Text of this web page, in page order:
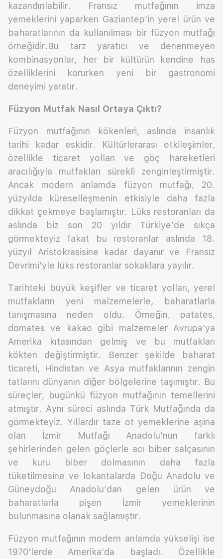
kazandırılabilir. Fransız mutfağının imza
yemeklerini yaparken Gaziantep’in yerel ürün ve
baharatlarının da kullanılması bir füzyon mutfağı
örneğidir.Bu tarz yaratıcı ve denenmeyen
kombinasyonlar, her bir kültürün kendine has
özelliklerini korurken yeni bir gastronomi
deneyimi yaratır.
Füzyon Mutfak Nasıl Ortaya Çıktı?
Füzyon mutfağının kökenleri, aslında insanlık
tarihi kadar eskidir. Kültürlerarası etkileşimler,
özellikle ticaret yolları ve göç hareketleri
aracılığıyla mutfakları sürekli zenginleştirmiştir.
Ancak modern anlamda füzyon mutfağı, 20.
yüzyılda küreselleşmenin etkisiyle daha fazla
dikkat çekmeye başlamıştır. Lüks restoranları da
aslında biz son 20 yıldır Türkiye’de sıkça
görmekteyiz fakat bu restoranlar aslında 18.
yüzyıl Aristokrasisine kadar dayanır ve Fransız
Devrimi’yle lüks restoranlar sokaklara yayılır.
Tarihteki büyük keşifler ve ticaret yolları, yerel
mutfakların yeni malzemelerle, baharatlarla
tanışmasına neden oldu. Örneğin, patates,
domates ve kakao gibi malzemeler Avrupa'ya
Amerika kıtasından gelmiş ve bu mutfakları
kökten değiştirmiştir. Benzer şekilde baharat
ticareti, Hindistan ve Asya mutfaklarının zengin
tatlarını dünyanın diğer bölgelerine taşımıştır. Bu
süreçler, bugünkü füzyon mutfağının temellerini
atmıştır. Aynı süreci aslında Türk Mutfağında da
görmekteyiz. Yıllardır taze ot yemeklerine aşina
olan İzmir Mutfağı Anadolu’nun farklı
şehirlerinden gelen göçlerle acı biber salçasının
ve kuru biber dolmasının daha fazla
tüketilmesine ve lokantalarda Doğu Anadolu ve
Güneydoğu Anadolu’dan gelen ürün ve
baharatlarla pişen İzmir yemeklerinin
bulunmasına olanak sağlamıştır.
Füzyon mutfağının modern anlamda yükselişi ise
1970'lerde Amerika’da başladı. Özellikle